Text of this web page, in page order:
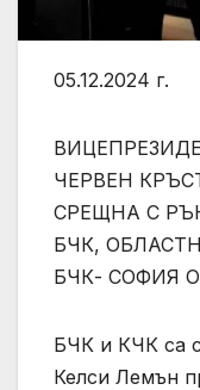
05.12.2024 г.
ЧЕРВЕН
СРЕЩНА С
БЧК,
БЧК- СОФИЯ
БЧК и КЧК са
Келси Лемън